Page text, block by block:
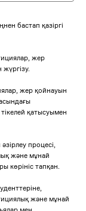
бастап қазіргі
жер
жер қойнауын
қатысуымен
процесі,
және мұнай
көрініс тапқан.
және мұнай